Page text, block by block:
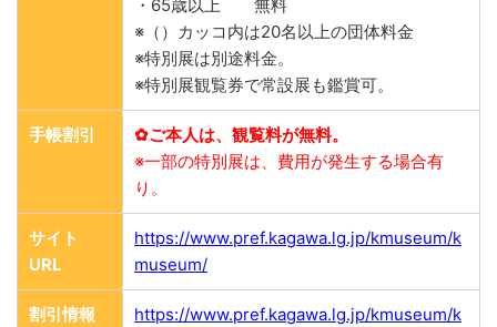
・65歳以上 無料
※（）カッコ内は20名以上の団体料金
※特別展は別途料金。
※特別展観覧券で常設展も鑑賞可。
手帳割引
✿ご本人は、観覧料が無料。
※一部の特別展は、費用が発生する場合有
り。
サイト
URL
https://www.pref.kagawa.lg.jp/kmuseum/k
museum/
割引情報
https://www.pref.kagawa.lg.jp/kmuseum/k